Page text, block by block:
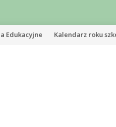
Edukacyjne Kalendarz roku